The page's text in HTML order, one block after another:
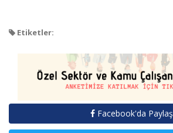
Etiketler:
Facebook'da Paylaş